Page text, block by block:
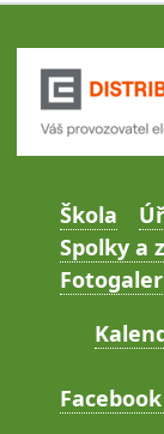
Škola
Spolky a